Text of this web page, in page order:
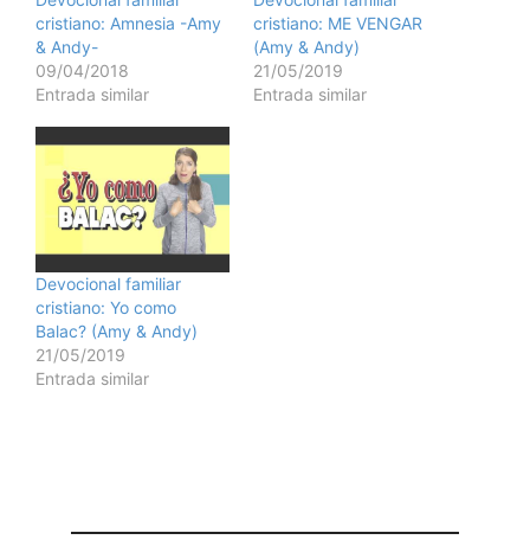
cristiano: Amnesia -Amy
& Andy-
09/04/2018
Entrada similar
cristiano: ME VENGAR
(Amy & Andy)
21/05/2019
Entrada similar
Devocional familiar
cristiano: Yo como
Balac? (Amy & Andy)
21/05/2019
Entrada similar